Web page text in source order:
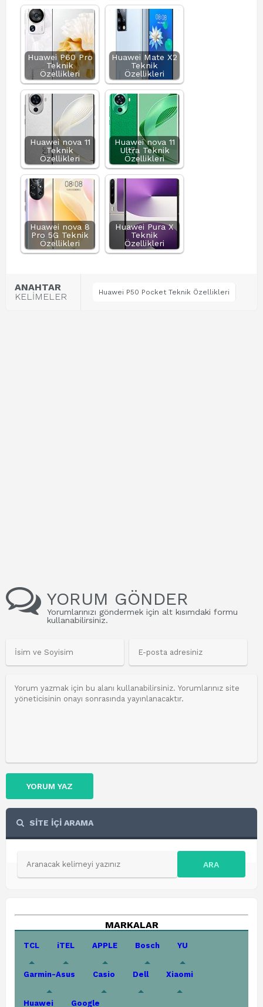
Huawei P60 Pro
Teknik
Özellikleri
Huawei Mate X2
Teknik
Özellikleri
Huawei nova 11
Teknik
Özellikleri
Huawei nova 11
Ultra Teknik
Özellikleri
Huawei nova 8
Pro 5G Teknik
Özellikleri
Huawei Pura X
Teknik
Özellikleri
ANAHTAR
KELİMELER
Huawei P50 Pocket Teknik Özellikleri
YORUM GÖNDER
Yorumlarınızı göndermek için alt kısımdaki formu
kullanabilirsiniz.
YORUM YAZ
SİTE İÇİ ARAMA
ARA
MARKALAR
TCL iTEL APPLE Bosch YU
Garmin-Asus Casio Dell Xiaomi
Huawei Google